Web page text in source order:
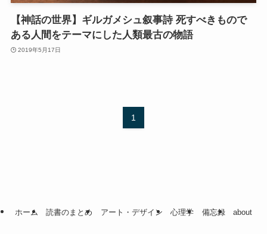
【神話の世界】ギルガメシュ叙事詩 死すべきもので
ある人間をテーマにした人類最古の物語
2019年5月17日
1
ホーム 読書のまとめ アート・デザイン 心理学 備忘録 about